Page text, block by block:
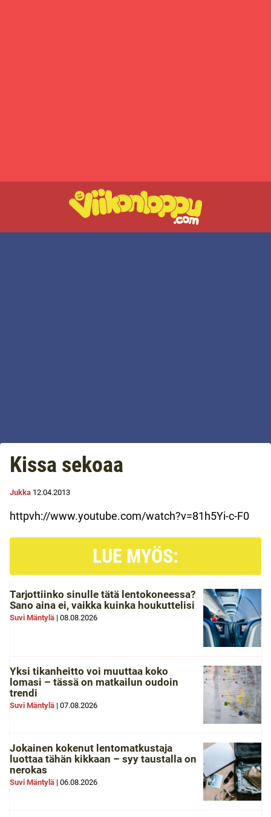
Kissa sekoaa
Jukka 12.04.2013
httpvh://www.youtube.com/watch?v=81h5Yi-c-F0
LUE MYÖS:
Tarjottiinko sinulle tätä lentokoneessa?
Sano aina ei, vaikka kuinka houkuttelisi
Suvi Mäntylä | 08.08.2026
Yksi tikanheitto voi muuttaa koko
lomasi – tässä on matkailun oudoin
trendi
Suvi Mäntylä | 07.08.2026
Jokainen kokenut lentomatkustaja
luottaa tähän kikkaan – syy taustalla on
nerokas
Suvi Mäntylä | 06.08.2026